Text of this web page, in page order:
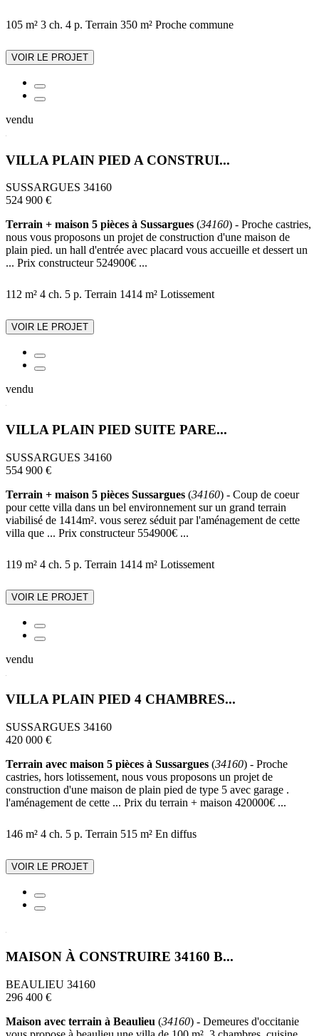
105 m² 3 ch. 4 p. Terrain 350 m² Proche commune
VOIR LE PROJET
vendu
VILLA PLAIN PIED A CONSTRUI...
SUSSARGUES 34160
524 900 €
Terrain + maison 5 pièces à Sussargues (34160) - Proche castries,
nous vous proposons un projet de construction d'une maison de
plain pied. un hall d'entrée avec placard vous accueille et dessert un
... Prix constructeur 524900€ ...
112 m² 4 ch. 5 p. Terrain 1414 m² Lotissement
VOIR LE PROJET
vendu
VILLA PLAIN PIED SUITE PARE...
SUSSARGUES 34160
554 900 €
Terrain + maison 5 pièces Sussargues (34160) - Coup de coeur
pour cette villa dans un bel environnement sur un grand terrain
viabilisé de 1414m². vous serez séduit par l'aménagement de cette
villa que ... Prix constructeur 554900€ ...
119 m² 4 ch. 5 p. Terrain 1414 m² Lotissement
VOIR LE PROJET
vendu
VILLA PLAIN PIED 4 CHAMBRES...
SUSSARGUES 34160
420 000 €
Terrain avec maison 5 pièces à Sussargues (34160) - Proche
castries, hors lotissement, nous vous proposons un projet de
construction d'une maison de plain pied de type 5 avec garage .
l'aménagement de cette ... Prix du terrain + maison 420000€ ...
146 m² 4 ch. 5 p. Terrain 515 m² En diffus
VOIR LE PROJET
MAISON À CONSTRUIRE 34160 B...
BEAULIEU 34160
296 400 €
Maison avec terrain à Beaulieu (34160) - Demeures d'occitanie